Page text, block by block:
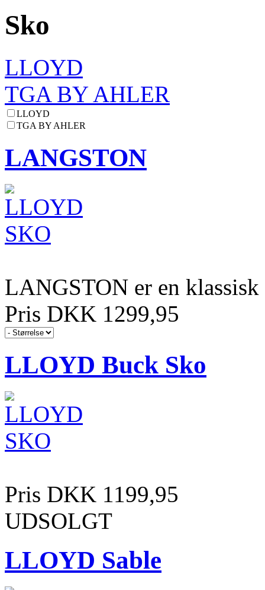
Sko
LLOYD
TGA BY AHLER
LLOYD
TGA BY AHLER
LANGSTON
LANGSTON er en klassisk
Pris DKK 1299,95
LLOYD Buck Sko
Pris DKK 1199,95
UDSOLGT
LLOYD Sable